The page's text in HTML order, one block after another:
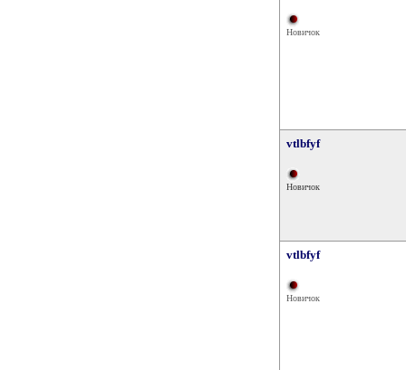
Новичок
vtlbfyf
Новичок
vtlbfyf
Новичок